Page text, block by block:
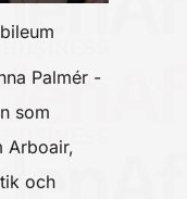
Palmér -
som
Arboair,
och